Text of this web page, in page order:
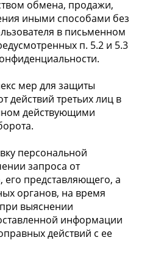
обмена, продажи,
иными способами без
в письменном
п. 5.2 и 5.3
мер для защиты
действий третьих лиц в
действующими
персональной
запроса от
его представляющего, а
органов, на время
выяснении
информации
действий с ее